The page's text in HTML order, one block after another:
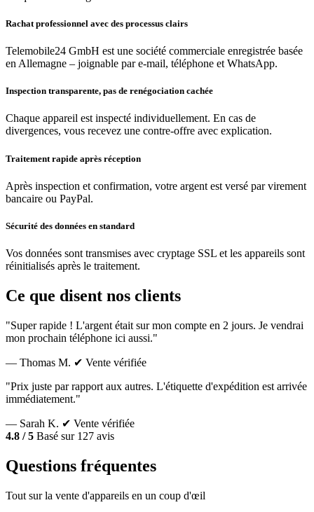
Rachat professionnel avec des processus clairs
Telemobile24 GmbH est une société commerciale enregistrée basée
en Allemagne – joignable par e-mail, téléphone et WhatsApp.
Inspection transparente, pas de renégociation cachée
Chaque appareil est inspecté individuellement. En cas de
divergences, vous recevez une contre-offre avec explication.
Traitement rapide après réception
Après inspection et confirmation, votre argent est versé par virement
bancaire ou PayPal.
Sécurité des données en standard
Vos données sont transmises avec cryptage SSL et les appareils sont
réinitialisés après le traitement.
Ce que disent nos clients
"Super rapide ! L'argent était sur mon compte en 2 jours. Je vendrai
mon prochain téléphone ici aussi."
— Thomas M. ✔ Vente vérifiée
"Prix juste par rapport aux autres. L'étiquette d'expédition est arrivée
immédiatement."
— Sarah K. ✔ Vente vérifiée
4.8 / 5 Basé sur 127 avis
Questions fréquentes
Tout sur la vente d'appareils en un coup d'œil